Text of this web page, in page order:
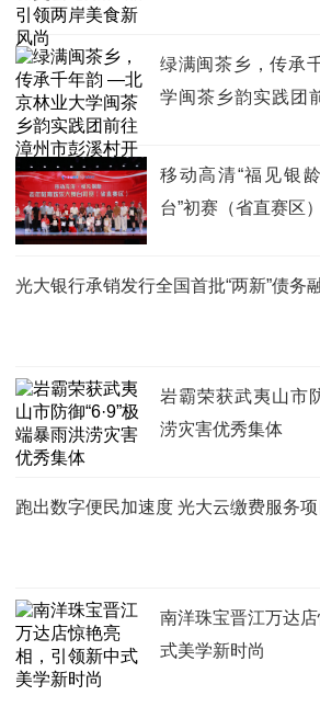
绿满闽茶乡，传承
学闽茶乡韵实践团
移动高清“福见银
台”初赛（省直赛区
光大银行承销发行全国首批“两新”债务
岩霸荣获武夷山市
涝灾害优秀集体
跑出数字便民加速度 光大云缴费服务
南洋珠宝晋江万达
式美学新时尚